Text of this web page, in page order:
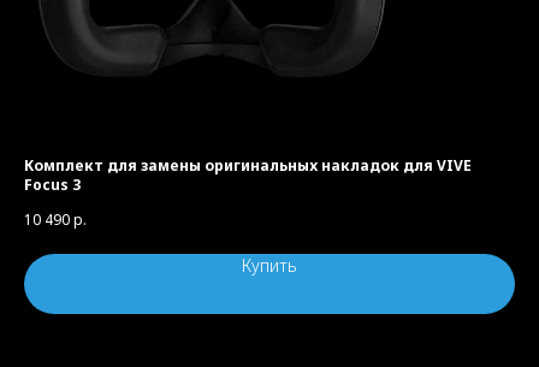
Комплект для замены оригинальных накладок для VIVE
Focus 3
10 490р.
Купить